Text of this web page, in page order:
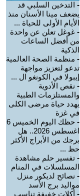
- التدخين السلبي قد
يضعف مينا الأسنان منذ
الأيام الأولى للحياة ...
- غوغل تعلن عن واحدة
من أفضل الساعات
الذكية
- منظمة الصحة العالمية
تدعو لتعزيز مواجهة
إيبولا في الكونغو ال ...
- نقص الأدوية
والمستلزمات الطبية
يهدد حياة مرضى الكلى
في غزة
-
حظك اليوم الخميس 6
اغسطس 2026.. هل
برجك من الأبراج الأكثر
حظ ...
- تفسير حلم مشاهدة
المسلسلات في المنام
- نصائح لديكور منزل
مواليد برج الأسد‎
- أكلات خفيفة تناسب